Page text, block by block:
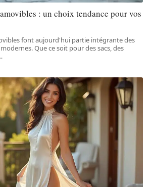
: un choix tendance pour vos
font aujourd'hui partie intégrante des
Que ce soit pour des sacs, des